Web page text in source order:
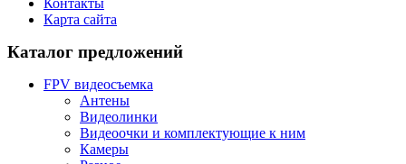
Контакты
Карта сайта
Каталог предложений
FPV видеосъемка
Антены
Видеолинки
Видеоочки и комплектующие к ним
Камеры